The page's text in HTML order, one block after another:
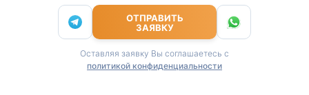
ОТПРАВИТЬ
ЗАЯВКУ
Оставляя заявку Вы соглашаетесь с
политикой конфиденциальности